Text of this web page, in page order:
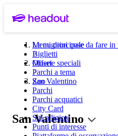
Le migliori cose da fare
Biglietti
Musei
Parchi a tema
Zoo
Parchi
Parchi acquatici
City Card
Siti religiosi
Punti di interesse
Menu principale
Offerte speciali
San Valentino
San Valentino